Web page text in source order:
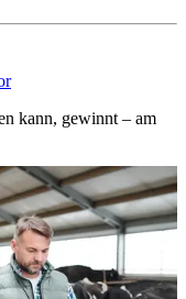
kann, gewinnt – am